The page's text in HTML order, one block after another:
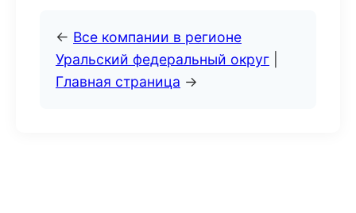
← Все компании в регионе
Уральский федеральный округ
Главная страница →